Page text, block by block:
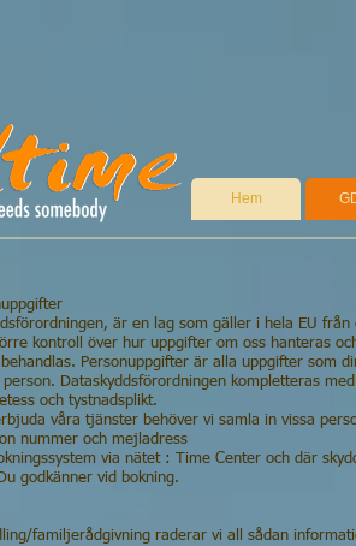
Hem
är en lag som gäller i hela EU
kontroll över hur uppgifter om oss hanteras
Personuppgifter är alla uppgifter som
person. Dataskyddsförordningen kompletteras
och tystnadsplikt.
våra tjänster behöver vi samla in vissa
nummer och mejladress
via nätet : Time Center och där
godkänner vid bokning.
familjerådgivning raderar vi all sådan